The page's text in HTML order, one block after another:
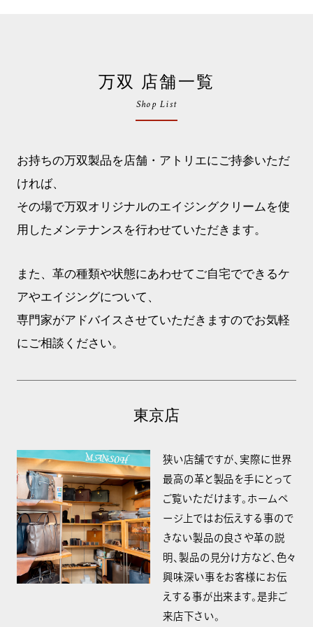
万双 店舗一覧
Shop List
お持ちの万双製品を店舗・アトリエにご持参いただ
ければ、
その場で万双オリジナルのエイジングクリームを使
用したメンテナンスを行わせていただきます。
また、革の種類や状態にあわせてご自宅でできるケ
アやエイジングについて、
専門家がアドバイスさせていただきますのでお気軽
にご相談ください。
東京店
狭い店舗ですが、実際に世界
最高の革と製品を手にとって
ご覧いただけます。ホームペ
ージ上ではお伝えする事ので
きない製品の良さや革の説
明、製品の見分け方など、色々
興味深い事をお客様にお伝
えする事が出来ます。是非ご
来店下さい。